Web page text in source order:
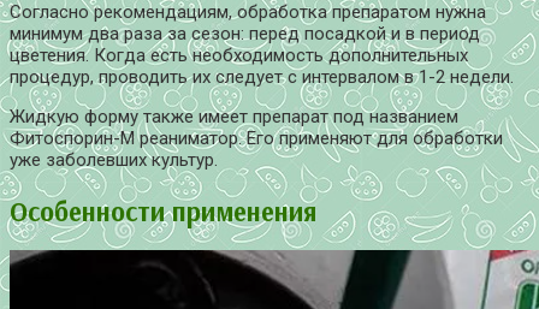
Согласно рекомендациям, обработка препаратом нужна
минимум два раза за сезон: перед посадкой и в период
цветения. Когда есть необходимость дополнительных
процедур, проводить их следует с интервалом в 1-2 недели.
Жидкую форму также имеет препарат под названием
Фитоспорин-М реаниматор. Его применяют для обработки
уже заболевших культур.
Особенности применения